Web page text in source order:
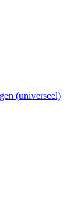
(universeel)